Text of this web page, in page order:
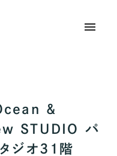
menu
&
STUDIO パ
ジオ31階